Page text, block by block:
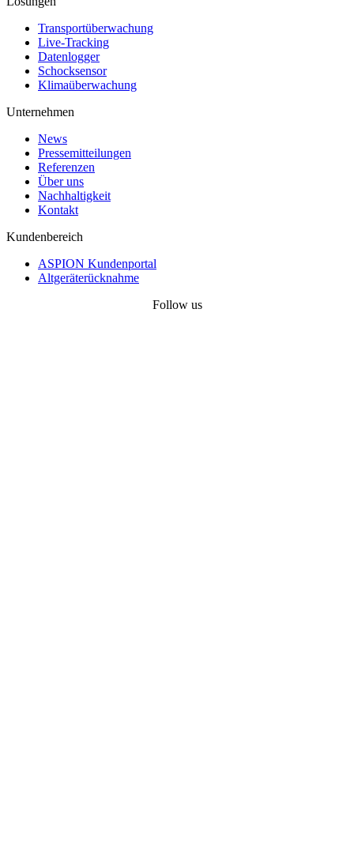
Transportüberwachung
Live-Tracking
Datenlogger
Schocksensor
Klimaüberwachung
Unternehmen
News
Pressemitteilungen
Referenzen
Über uns
Nachhaltigkeit
Kontakt
Kundenbereich
ASPION Kundenportal
Altgeräterücknahme
Follow us